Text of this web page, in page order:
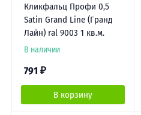
Кликфальц Профи 0,5
Satin Grand Line (Гранд
Лайн) ral 9003 1 кв.м.
В наличии
791 ₽
В корзину